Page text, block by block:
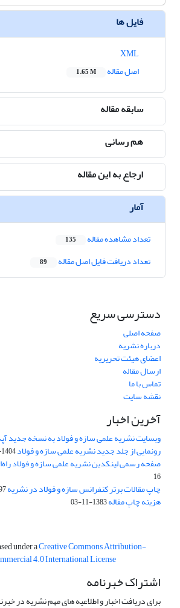
فایل ها
اصل مقاله
1.65 M
سابقه مقاله
هم رسانی
ارجاع به این مقاله
آمار
تعداد مشاهده مقاله 135
تعداد دریافت فایل اصل مقاله 89
دسترسی سریع
صفحه اصلی
درباره نشریه
اعضای هیئت تحریریه
ارسال مقاله
تماس با ما
نقشه سایت
آخرین اخبار
وبسایت نشریه علمی سازه و فولاد به نسخه جدید
رونمایی از جلد جدید نشریه علمی سازه و فولاد1404-06-19
صفحه رسمی لینکدین نشریه علمی سازه و فولاد
16
چاپ مقالات برتر کنفرانس سازه و فولاد در نشریه15
هزینه چاپ مقاله1383-11-03
under aCreative Commons Attribution-
4.0 International License
اشتراک خبرنامه
برای دریافت اخبار و اطلاعیه های مهم نشریه در